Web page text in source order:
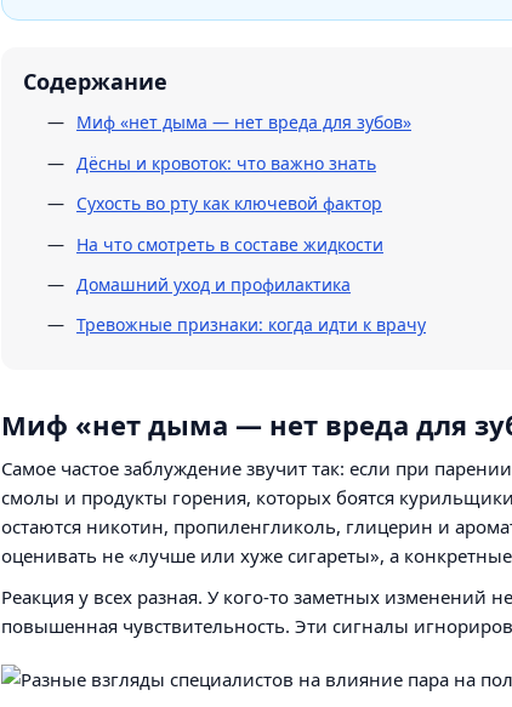
Содержание
Миф «нет дыма — нет вреда для зубов»
Дёсны и кровоток: что важно знать
Сухость во рту как ключевой фактор
На что смотреть в составе жидкости
Домашний уход и профилактика
Тревожные признаки: когда идти к врачу
Миф «нет дыма — нет вреда для
Самое частое заблуждение звучит так: если при
смолы и продукты горения, которых боятся
остаются никотин, пропиленгликоль, глицерин и
оценивать не «лучше или хуже сигареты», а
Реакция у всех разная. У кого-то заметных изменений
повышенная чувствительность. Эти сигналы